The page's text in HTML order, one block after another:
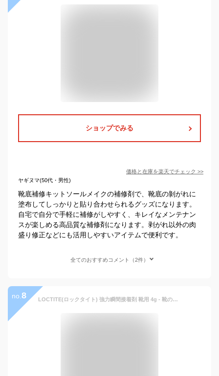
ショップでみる
価格と在庫を楽天でチェック >>
ヤギヌマ(50代・男性)
靴底補修キットソールメイクの補修剤で、靴底の剝がれに
塗布してしっかりと貼り合わせられるグッズになります。
自宅で自分で手軽に補修がしやすく、キレイなメンテナン
スが楽しめる高品質な補修剤になります。剥がれ以外の肉
盛り修正などにも活用しやすいアイテムで便利です。
全てのおすすめコメント（2件）
no. 8 LOCTITE(ロックタイト) 強力瞬間接着剤 靴用 4g - 靴のはがれやめくれの接着補修・靴の中敷き・補修パッチ・補修プレートの接着に - LKR-004